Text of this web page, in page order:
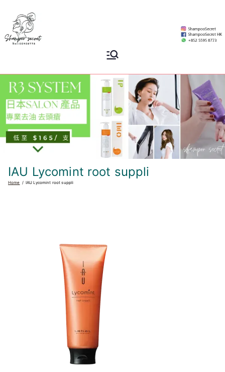
content
Secret
香港專業洗頭水專門店
IAU Lycomint root suppli
Home IAU Lycomint root suppli